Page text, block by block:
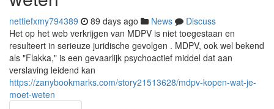
nettiefxmy794389 89 days ago News
Discuss
Het op het web verkrijgen van MDPV is niet toegestaan en
resulteert in serieuze juridische gevolgen . MDPV, ook wel bekend
als "Flakka," is een gevaarlijk psychoactief middel dat aan
verslaving leidend kan
https://zanybookmarks.com/story21513628/mdpv-kopen-wat-je-
moet-weten